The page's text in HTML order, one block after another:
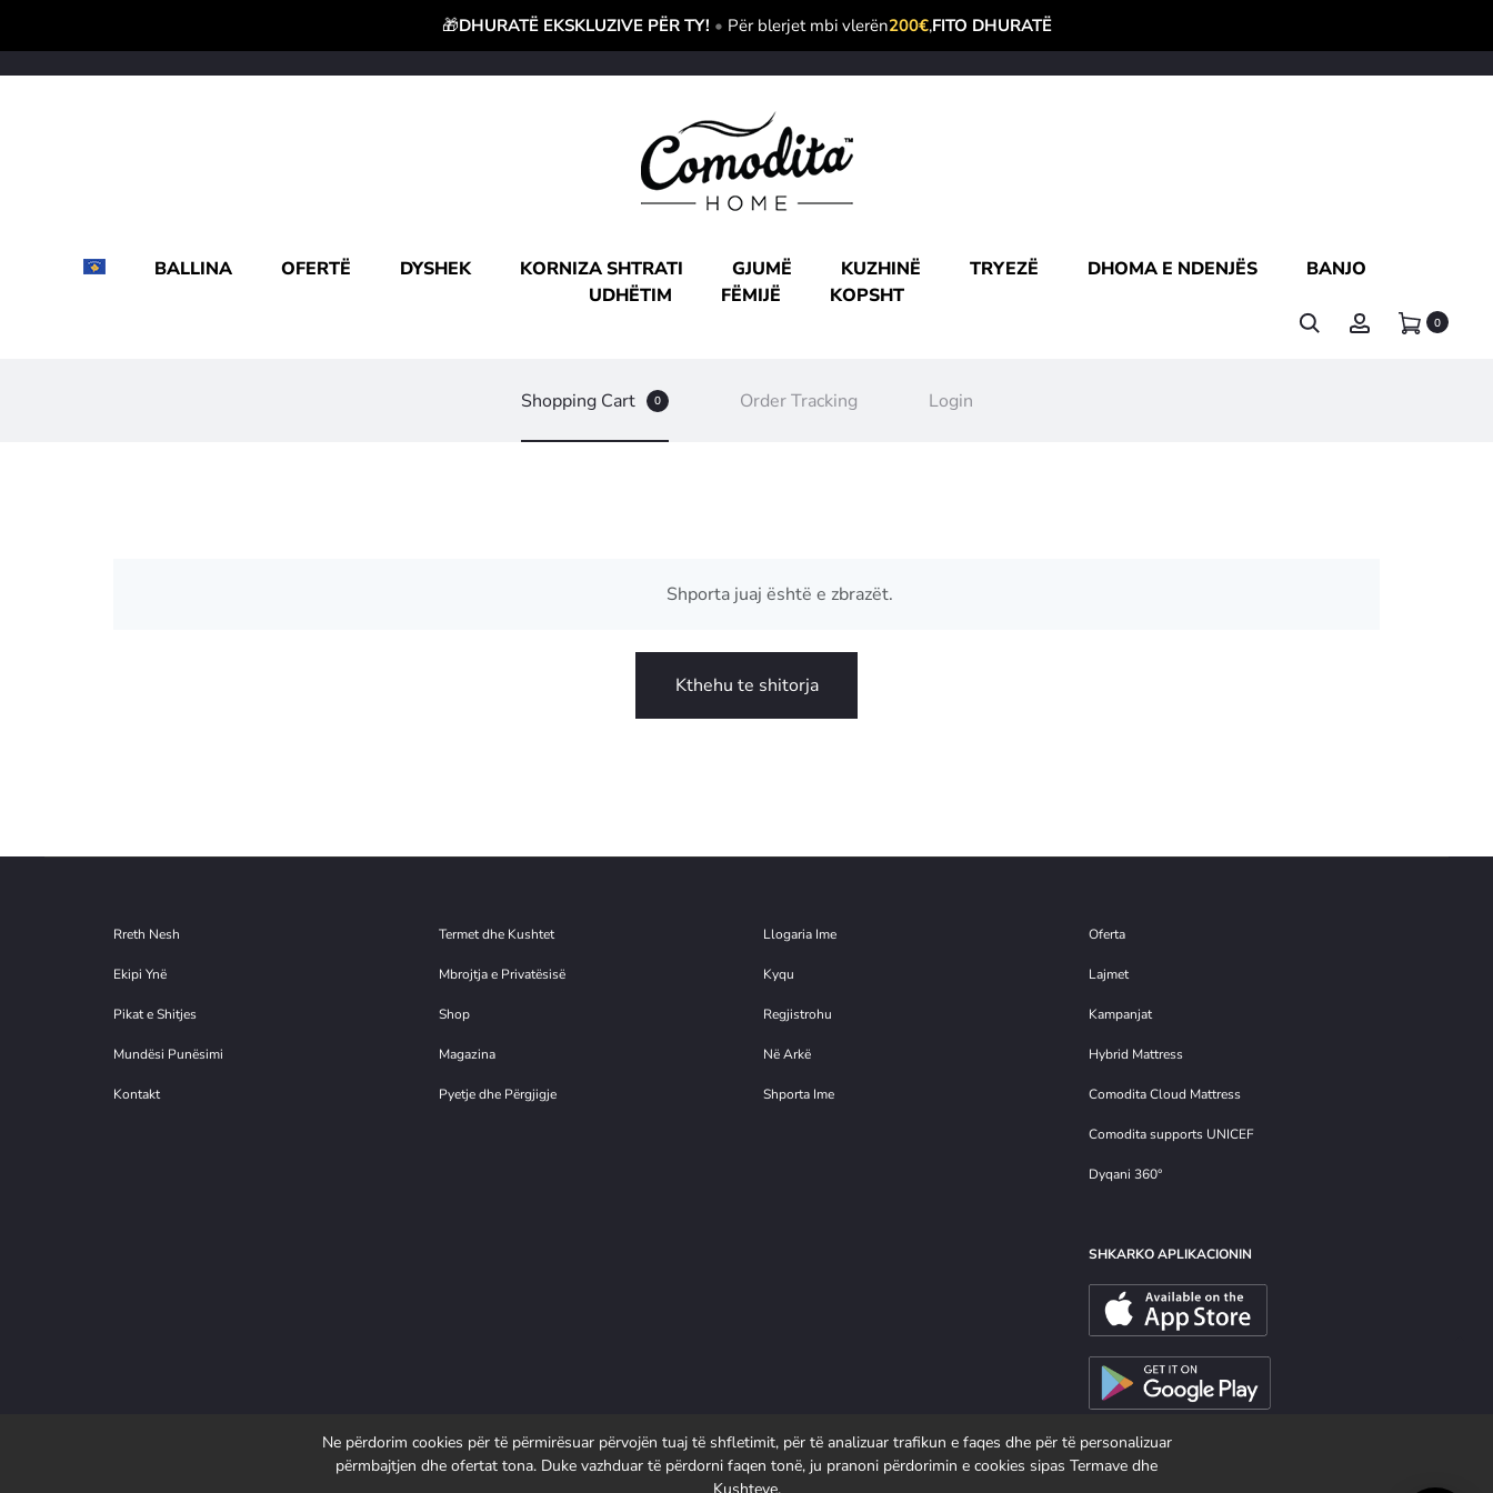
🎁DHURATË EKSKLUZIVE PËR TY! • Për blerjet mbi vlerën200€,FITO DHURATË
BALLINA OFERTË DYSHEK KORNIZA SHTRATI GJUMË KUZHINË TRYEZË DHOMA E NDENJËS
BANJO
UDHËTIM
FËMIJË KOPSHT
0
Shopping Cart 0 Order Tracking Login
Shporta juaj është e zbrazët.
Kthehu te shitorja
Rreth Nesh
Ekipi Ynë
Pikat e Shitjes
Mundësi Punësimi
Kontakt
Termet dhe Kushtet
Mbrojtja e Privatësisë
Shop
Magazina
Pyetje dhe Përgjigje
Llogaria Ime
Kyqu
Regjistrohu
Në Arkë
Shporta Ime
Oferta
Lajmet
Kampanjat
Hybrid Mattress
Comodita Cloud Mattress
Comodita supports UNICEF
Dyqani 360°
SHKARKO APLIKACIONIN
Ne përdorim cookies për të përmirësuar përvojën tuaj të shfletimit, për të analizuar trafikun e faqes dhe për të personalizuar
përmbajtjen dhe ofertat tona. Duke vazhduar të përdorni faqen tonë, ju pranoni përdorimin e cookies sipas Termave dhe